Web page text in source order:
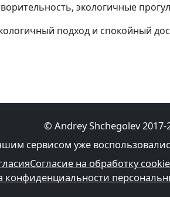
экологичные
подход и спокойный
© Andrey Shchegolev 2017-
сервисом уже
Согласие на обработку
конфиденциальности